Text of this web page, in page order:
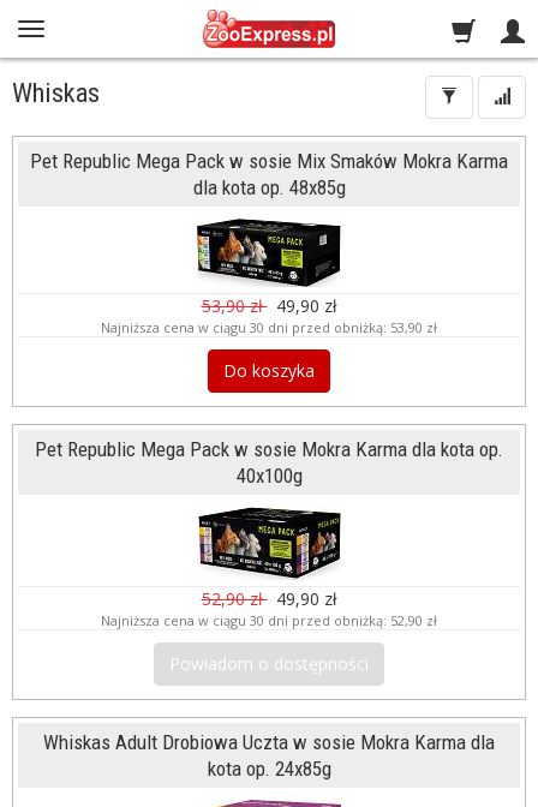
Whiskas
Pet Republic Mega Pack w sosie Mix Smaków Mokra Karma
dla kota op. 48x85g
53,90 zł 49,90 zł
Najniższa cena w ciągu 30 dni przed obniżką: 53,90 zł
Do koszyka
Pet Republic Mega Pack w sosie Mokra Karma dla kota op.
40x100g
52,90 zł 49,90 zł
Najniższa cena w ciągu 30 dni przed obniżką: 52,90 zł
Powiadom o dostępności
Whiskas Adult Drobiowa Uczta w sosie Mokra Karma dla
kota op. 24x85g